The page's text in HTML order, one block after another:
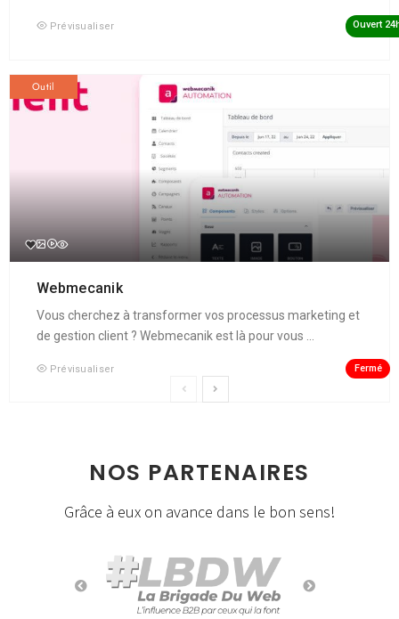
Prévisualiser Ouvert
Outil
Webmecanik
Vous cherchez à transformer vos processus marketing et
de gestion client ? Webmecanik est là pour vous ...
Prévisualiser Fermé
NOS PARTENAIRES
Grâce à eux on avance dans le bon sens!